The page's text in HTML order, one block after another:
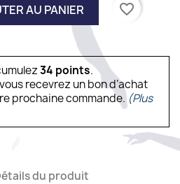
AU PANIER favorite_border
34 points.
recevrez un bon d’achat
prochaine commande. (Plus
du produit